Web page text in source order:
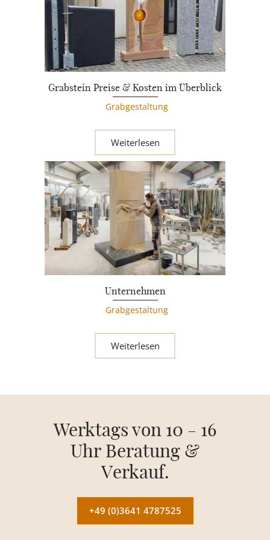
Grabstein Preise & Kosten im Überblick
Grabgestaltung
Weiterlesen
Unternehmen
Grabgestaltung
Weiterlesen
Werktags von 10 - 16
Uhr Beratung &
Verkauf.
+49 (0)3641 4787525